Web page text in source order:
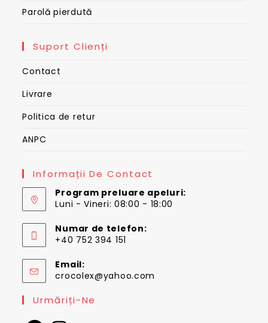
Parolă pierdută
Suport Clienți
Contact
Livrare
Politica de retur
ANPC
Informații De Contact
Program preluare apeluri:
Luni - Vineri: 08:00 - 18:00
Numar de telefon:
+40 752 394 151
Email:
crocolex@yahoo.com
Urmăriți-Ne